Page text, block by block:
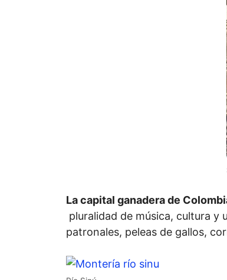
La capital ganadera de
pluralidad de música, cultura y
patronales, peleas de gallos,